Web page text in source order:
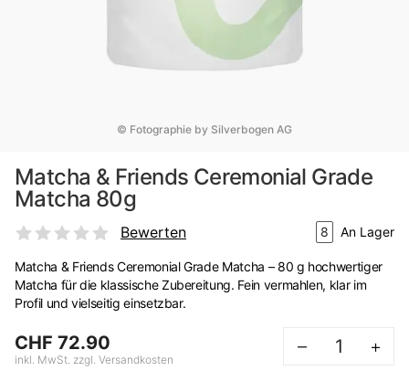
© Fotographie by Silverbogen AG
Matcha & Friends Ceremonial Grade
Matcha 80g
Bewerten 8 An Lager
Matcha & Friends Ceremonial Grade Matcha – 80 g hochwertiger
Matcha für die klassische Zubereitung. Fein vermahlen, klar im
Profil und vielseitig einsetzbar.
CHF 72.90
inkl. MwSt. zzgl. Versandkosten
– +